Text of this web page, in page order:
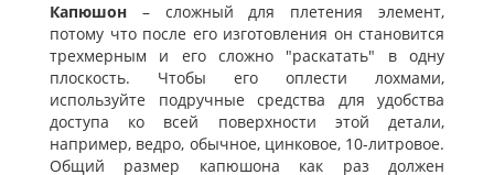
Капюшон – сложный для плетения элемент,
потому что после его изготовления он становится
трехмерным и его сложно "раскатать" в одну
плоскость. Чтобы его оплести лохмами,
используйте подручные средства для удобства
доступа ко всей поверхности этой детали,
например, ведро, обычное, цинковое, 10-литровое.
Общий размер капюшона как раз должен